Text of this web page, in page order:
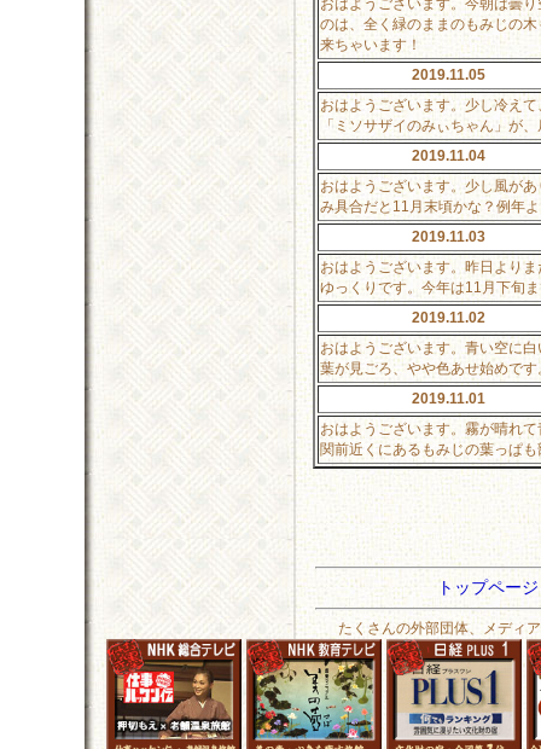
おはようございます。今朝は曇
のは、全く緑のままのもみじの
来ちゃいます！
2019.11.05
おはようございます。少し冷え
「ミソサザイのみぃちゃん」が
2019.11.04
おはようございます。少し風が
み具合だと11月末頃かな？例年
2019.11.03
おはようございます。昨日より
ゆっくりです。今年は11月下旬
2019.11.02
おはようございます。青い空に
葉が見ごろ、やや色あせ始めで
2019.11.01
おはようございます。霧が晴れ
関前近くにあるもみじの葉っぱ
トップペー
たくさんの外部団体、メディ